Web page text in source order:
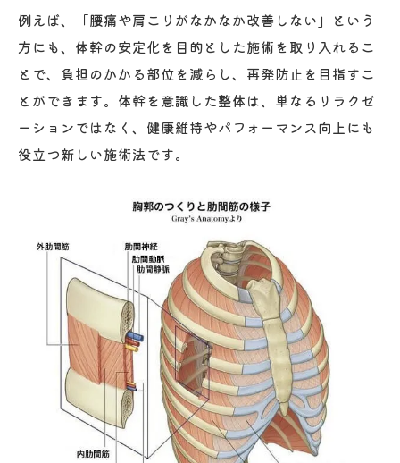
説
慢性的な肩こりや腰痛に整体が有効な理由
整体で体幹を支え肩こり腰痛を根本ケア
体幹強化整体が慢性痛改善に役立つ仕組み
整体施術で肩甲骨周囲の筋肉を効率よく使
う
整体の体幹アプローチが痛み予防に有効な
体幹サポートで実感する整体の効果
整体による体幹サポートで実感できる変化
整体施術後の身体の軽さと安定感を体験し
よう
体幹が整うことで得られる整体の持続的効
果
整体で姿勢維持力とパフォーマンスが向上
例えば、「腰痛や肩こりがなかなか改善しない」という
方にも、体幹の安定化を目的とした施術を取り入れるこ
とで、負担のかかる部位を減らし、再発防止を目指すこ
とができます。体幹を意識した整体は、単なるリラクゼ
ーションではなく、健康維持やパフォーマンス向上にも
役立つ新しい施術法です。